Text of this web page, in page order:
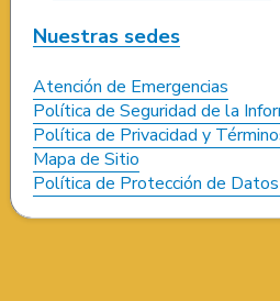
Nuestras sedes
Atención de Emergencias
Política de Seguridad de la
Política de Privacidad y
Mapa de Sitio
Política de Protección de